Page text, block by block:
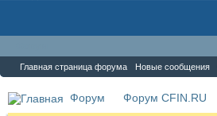
Главная страница форума Новые сообщения
Форум Форум CFIN.RU